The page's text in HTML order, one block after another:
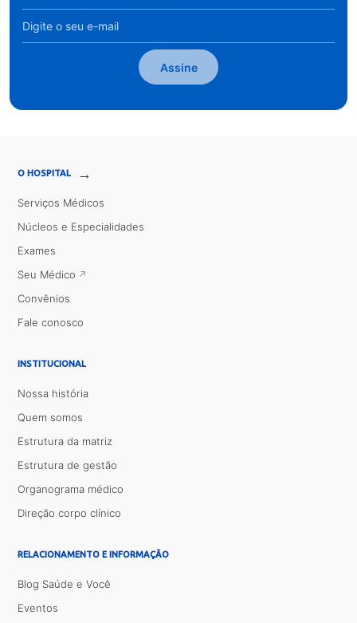
Assine
O HOSPITAL →
Serviços Médicos
Núcleos e Especialidades
Exames
Seu Médico
Convênios
Fale conosco
INSTITUCIONAL
Nossa história
Quem somos
Estrutura da matriz
Estrutura de gestão
Organograma médico
Direção corpo clínico
RELACIONAMENTO E INFORMAÇÃO
Blog Saúde e Você
Eventos